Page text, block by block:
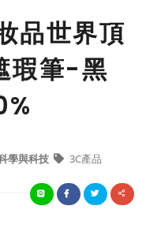
品世界頂
瑕筆-黑
學與科技 3C產品